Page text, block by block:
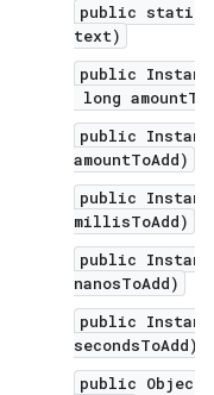
public static
text)
public
long
public Instant
amountToAdd)
public
millisToAdd)
public Instant
nanosToAdd)
public Instant
secondsToAdd)
public Object